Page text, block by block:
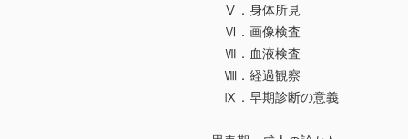
Ⅴ．身体所見
Ⅵ．画像検査
Ⅶ．血液検査
Ⅷ．経過観察
Ⅸ．早期診断の意義